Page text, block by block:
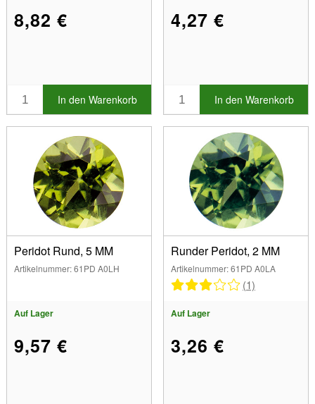
8,82 €
In den Warenkorb
4,27 €
In den Warenkorb
Peridot Rund, 5 MM
Artikelnummer: 61PD A0LH
Auf Lager
9,57 €
Runder Peridot, 2 MM
Artikelnummer: 61PD A0LA
(1)
Auf Lager
3,26 €